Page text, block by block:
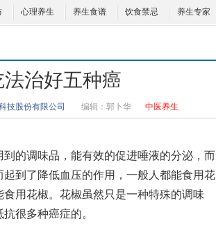
心理养生 养生食谱 饮食禁忌 养生专家
治好五种癌
技股份有限公司 编辑： 郭卜华 中医养生
的调味品，能有效的促进唾液的分泌，而
到了降低血压的作用，一般人都能食用花
用花椒。花椒虽然只是一种特殊的调味
很多种癌症的。